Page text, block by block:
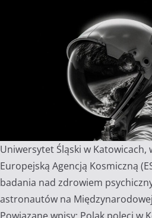
Uniwersytet Śląski w Katowicach,
Europejską Agencją Kosmiczną
badania nad zdrowiem
astronautów na